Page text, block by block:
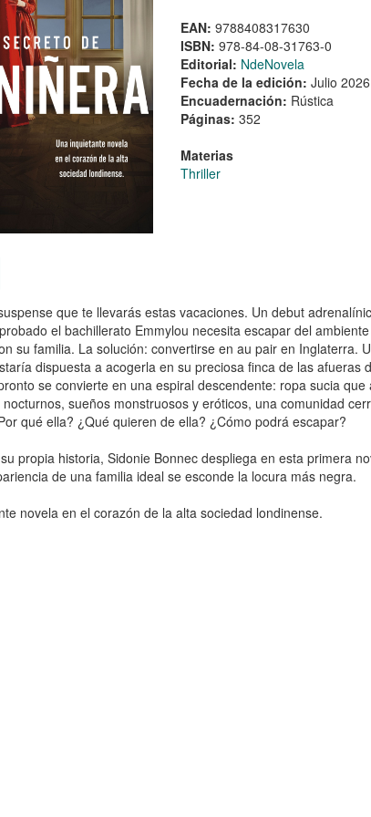
EAN: 9788408317630
ISBN: 978-84-08-31763-0
Editorial: NdeNovela
Fecha de la edición: Julio 2026
Encuadernación: Rústica
Páginas: 352
Materias
Thriller
que te llevarás estas vacaciones. Un debut
el bachillerato Emmylou necesita escapar del
su familia. La solución: convertirse en au pair en Inglaterra.
dispuesta a acogerla en su preciosa finca de las
se convierte en una espiral descendente: ropa sucia
sueños monstruosos y eróticos, una comunidad
qué ella? ¿Qué quieren de ella? ¿Cómo podrá escapar?
propia historia, Sidonie Bonnec despliega en esta primera
de una familia ideal se esconde la locura más negra.
novela en el corazón de la alta sociedad londinense.